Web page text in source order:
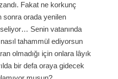
Fakat ne korkunç
sonra orada yenilen
Senin vatanında
tahammül ediyorsun
olmadığı için onlara lâyık
bir defa oraya gidecek